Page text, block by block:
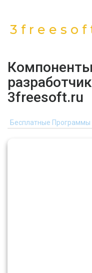
3freesoft.ru
Бесплатные Программы